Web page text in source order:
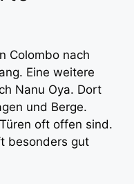
Colombo nach
Eine weitere
Nanu Oya. Dort
und Berge.
oft offen sind.
besonders gut